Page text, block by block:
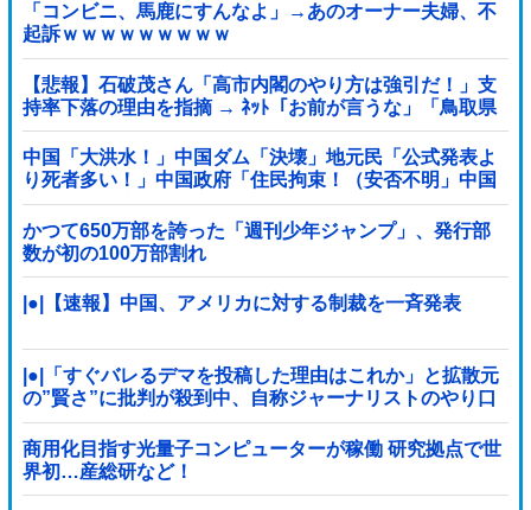
「コンビニ、馬鹿にすんなよ」→あのオーナー夫婦、不
起訴ｗｗｗｗｗｗｗｗｗ
【悲報】石破茂さん「高市内閣のやり方は強引だ！」支
持率下落の理由を指摘 → ﾈｯﾄ「お前が言うな」「鳥取県
だけ減税無しで！」 ｗｗｗｗｗｗｗｗｗｗｗｗｗｗ
中国「大洪水！」中国ダム「決壊」地元民「公式発表よ
り死者多い！」中国政府「住民拘束！（安否不明」中国
当局「救助隊動画も削除」台風13号「三峡ダム接近中」
→
かつて650万部を誇った「週刊少年ジャンプ」、発行部
数が初の100万部割れ
|●|【速報】中国、アメリカに対する制裁を一斉発表
|●|「すぐバレるデマを投稿した理由はこれか」と拡散元
の”賢さ”に批判が殺到中、自称ジャーナリストのやり口
というのが……
商用化目指す光量子コンピューターが稼働 研究拠点で世
界初…産総研など！